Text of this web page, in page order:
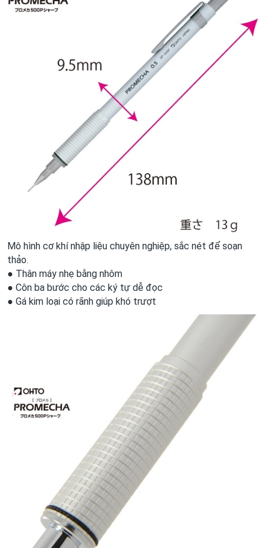
Mô hình cơ khí nhập liệu chuyên nghiệp, sắc nét để soạn
thảo.
● Thân máy nhẹ bằng nhôm
● Côn ba bước cho các ký tự dễ đọc
● Gá kim loại có rãnh giúp khó trượt